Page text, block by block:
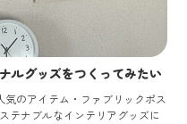
ルグッズをつくってみたい
のアイテム・ファブリックポス
テナブルなインテリアグッズに